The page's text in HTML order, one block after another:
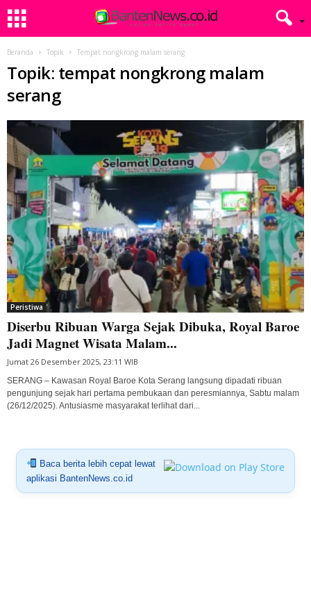
Beranda Topik Tempat nongkrong malam serang
Topik: tempat nongkrong malam
serang
Peristiwa
Diserbu Ribuan Warga Sejak Dibuka, Royal Baroe
Jadi Magnet Wisata Malam...
Jumat 26 Desember 2025, 23:11 WIB
SERANG – Kawasan Royal Baroe Kota Serang langsung dipadati ribuan
pengunjung sejak hari pertama pembukaan dan peresmiannya, Sabtu malam
(26/12/2025). Antusiasme masyarakat terlihat dari...
Baca berita lebih cepat lewat
aplikasi BantenNews.co.id